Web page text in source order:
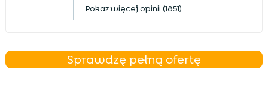
Pokaz więcej opinii (1851)
Sprawdzę pełną ofertę